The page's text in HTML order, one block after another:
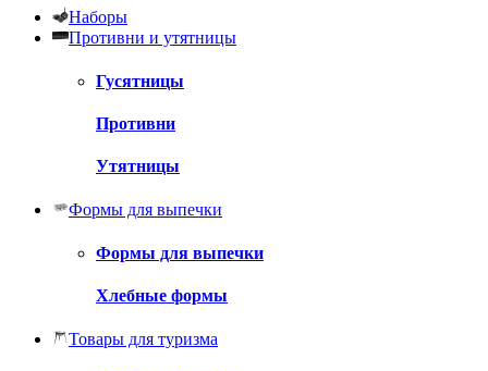
Наборы
Противни и утятницы
Гусятницы
Противни
Утятницы
Формы для выпечки
Формы для выпечки
Хлебные формы
Товары для туризма